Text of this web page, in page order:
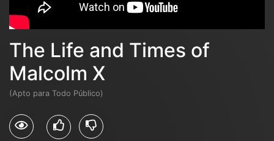
The Life and Times of
Malcolm X
(Apto para Todo Público)